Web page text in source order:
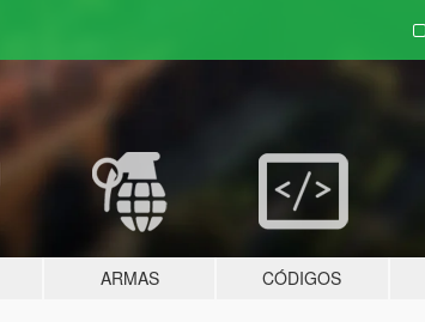
ARMAS CÓDIGOS